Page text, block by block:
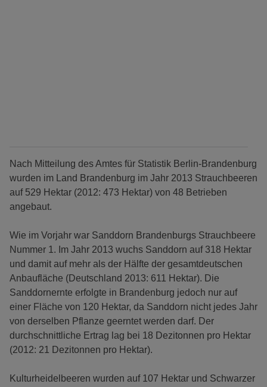
Nach Mitteilung des Amtes für Statistik Berlin-Brandenburg
wurden im Land Brandenburg im Jahr 2013 Strauchbeeren
auf 529 Hektar (2012: 473 Hektar) von 48 Betrieben
angebaut.
Wie im Vorjahr war Sanddorn Brandenburgs Strauchbeere
Nummer 1. Im Jahr 2013 wuchs Sanddorn auf 318 Hektar
und damit auf mehr als der Hälfte der gesamtdeutschen
Anbaufläche (Deutschland 2013: 611 Hektar). Die
Sanddornernte erfolgte in Brandenburg jedoch nur auf
einer Fläche von 120 Hektar, da Sanddorn nicht jedes Jahr
von derselben Pflanze geerntet werden darf. Der
durchschnittliche Ertrag lag bei 18 Dezitonnen pro Hektar
(2012: 21 Dezitonnen pro Hektar).
Kulturheidelbeeren wurden auf 107 Hektar und Schwarzer